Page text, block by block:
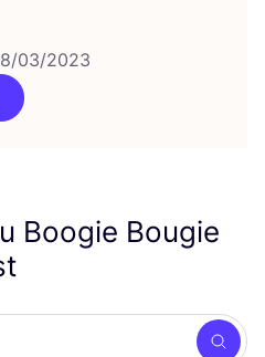
03/2023
Boogie Bougie